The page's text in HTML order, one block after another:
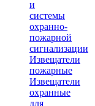
и
системы
охранно-
пожарной
сигнализации
Извещатели
пожарные
Извещатели
охранные
для